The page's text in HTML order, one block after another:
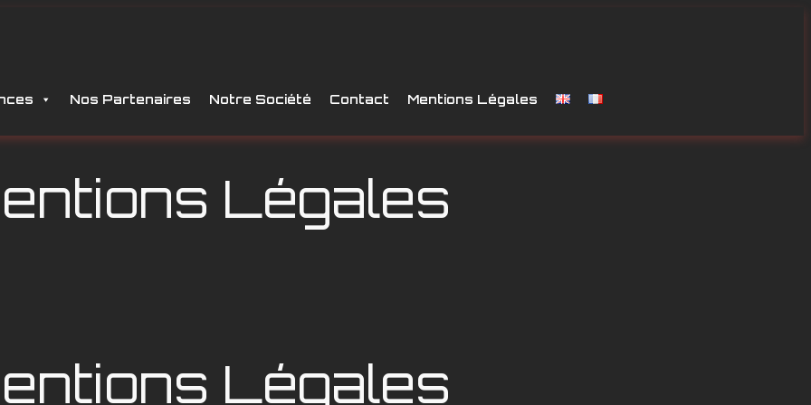
Nos Partenaires Notre Société Contact Mentions Légales
Légales
Légales